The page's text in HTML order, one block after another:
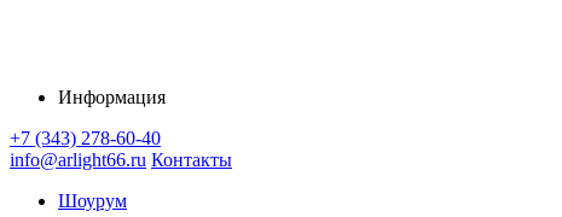
Информация
+7 (343) 278-60-40
info@arlight66.ru Контакты
Шоурум